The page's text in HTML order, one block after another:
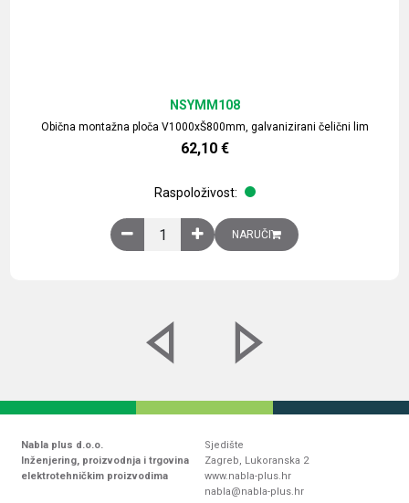
Obična montažna ploča V1000xŠ800mm, galvanizirani čelični lim
NSYMM108
62,10 €
Raspoloživost:
Obična montažna ploča V1000xŠ800mm,
NARUČI
Nabla plus d.o.o.
Inženjering, proizvodnja i trgovina
elektrotehničkim proizvodima
Sjedište
Zagreb, Lukoranska 2
www.nabla-plus.hr
nabla@nabla-plus.hr